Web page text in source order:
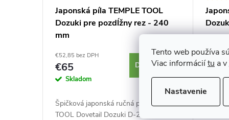
Tento web používa
Viac informáciítu a v
Nastavenie
Japonská píla TEMPLE TOOL
Dozuki pre pozdĺžny rez - 240
mm
€52,85 bez DPH
€65
Skladom
DO KOŠÍKA
Špičková japonská ručná píla TEMPLE
TOOL Dovetail Dozuki D-240-R s
€52,85
€65